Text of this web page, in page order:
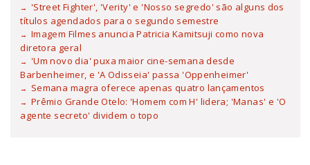
'Street Fighter', 'Verity' e 'Nosso segredo' são alguns dos
títulos agendados para o segundo semestre
Imagem Filmes anuncia Patricia Kamitsuji como nova
diretora geral
'Um novo dia' puxa maior cine-semana desde
Barbenheimer, e 'A Odisseia' passa 'Oppenheimer'
Semana magra oferece apenas quatro lançamentos
Prêmio Grande Otelo: 'Homem com H' lidera; 'Manas' e 'O
agente secreto' dividem o topo